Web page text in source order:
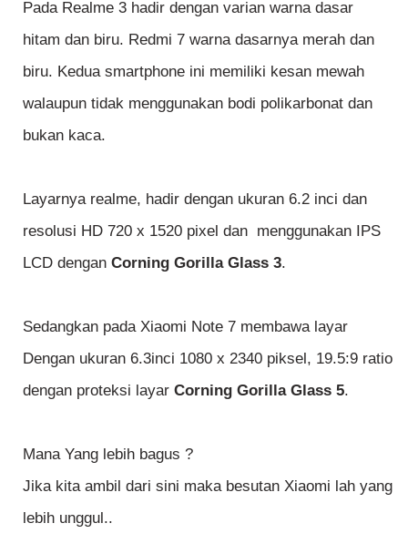
Pada Realme 3 hadir dengan varian warna dasar
hitam dan biru. Redmi 7 warna dasarnya merah dan
biru. Kedua smartphone ini memiliki kesan mewah
walaupun tidak menggunakan bodi polikarbonat dan
bukan kaca.
Layarnya realme, hadir dengan ukuran 6.2 inci dan
resolusi HD 720 x 1520 pixel dan menggunakan IPS
LCD dengan Corning Gorilla Glass 3.
Sedangkan pada Xiaomi Note 7 membawa layar
Dengan ukuran 6.3inci 1080 x 2340 piksel, 19.5:9 ratio
dengan proteksi layar Corning Gorilla Glass 5.
Mana Yang lebih bagus ?
Jika kita ambil dari sini maka besutan Xiaomi lah yang
lebih unggul..